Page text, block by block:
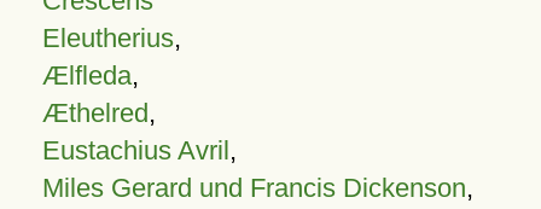
Eleutherius,
Ælfleda,
Æthelred,
Eustachius Avril,
Miles Gerard und Francis Dickenson,